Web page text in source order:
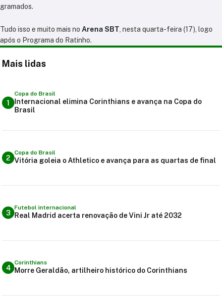
gramados.
Tudo isso e muito mais no Arena SBT , nesta quarta-feira (17), logo
após o Programa do Ratinho.
Mais lidas
1
Copa do Brasil
Internacional elimina Corinthians e avança na Copa do
Brasil
2
Copa do Brasil
Vitória goleia o Athletico e avança para as quartas de final
3
Futebol internacional
Real Madrid acerta renovação de Vini Jr até 2032
4
Corinthians
Morre Geraldão, artilheiro histórico do Corinthians